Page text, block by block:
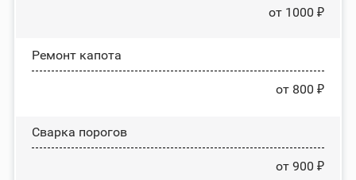
от 1000 ₽
Ремонт капота
от 800 ₽
Сварка порогов
от 900 ₽